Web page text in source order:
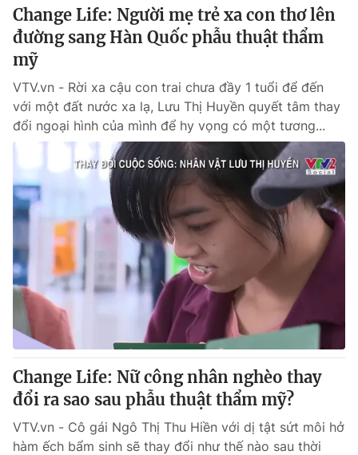
Change Life: Người mẹ trẻ xa con thơ lên
đường sang Hàn Quốc phẫu thuật thẩm
mỹ
VTV.vn - Rời xa cậu con trai chưa đầy 1 tuổi để đến
với một đất nước xa lạ, Lưu Thị Huyền quyết tâm thay
đổi ngoại hình của mình để hy vọng có một tương...
Change Life: Nữ công nhân nghèo thay
đổi ra sao sau phẫu thuật thẩm mỹ?
VTV.vn - Cô gái Ngô Thị Thu Hiền với dị tật sứt môi hở
hàm ếch bẩm sinh sẽ thay đổi như thế nào sau thời